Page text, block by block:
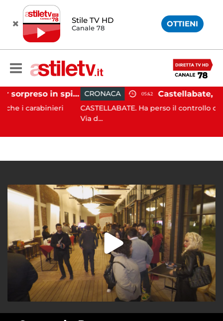
Stile TV HD
Canale 78 OTTIENI
Ischia, pusher sorpreso in spiaggia da carabinieri in Vespa CRONACA 05:42
CASTELLABATE. Ha perso il controllo della